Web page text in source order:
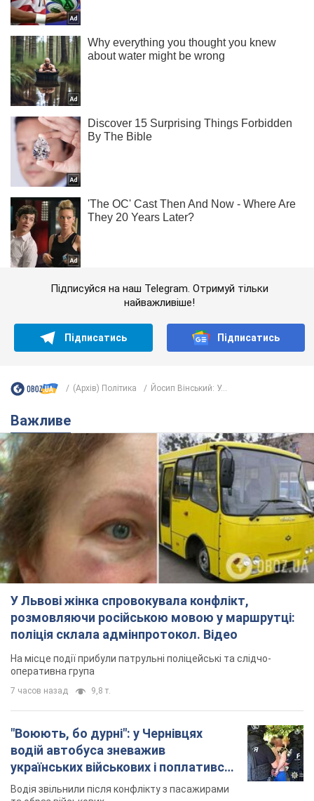
Підписуйся на наш Telegram. Отримуй тільки
найважливіше!
Підписатись Підписатись
(Архів) Політика Йосип Вінський: У...
Важливе
У Львові жінка спровокувала конфлікт,
розмовляючи російською мовою у маршрутці:
поліція склала адмінпротокол. Відео
На місце події прибули патрульні поліцейські та слідчо-
оперативна група
7 часов назад 9,8 т.
"Воюють, бо дурні": у Чернівцях
водій автобуса зневажив
українських військових і поплатився.
Відео
Водія звільнили після конфлікту з пасажирами